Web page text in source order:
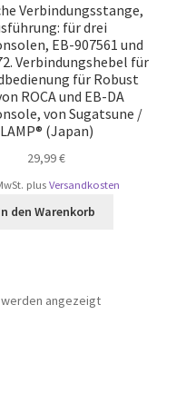
Verbindungsstange,
für drei
EB-907561 und
Verbindungshebel für
für Robust
ROCA und EB-DA
von Sugatsune /
LAMP® (Japan)
29,99€
plusVersandkosten
den Warenkorb
angezeigtNach